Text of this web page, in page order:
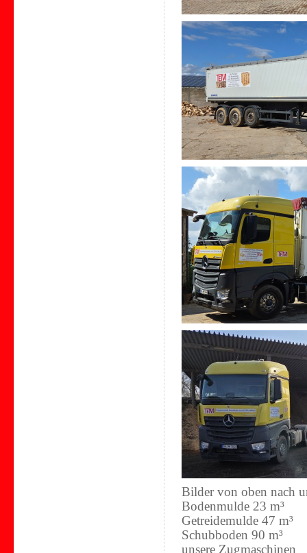
Bilder von oben nach
Bodenmulde 23 m³
Getreidemulde 47 m³
Schubboden 90 m³
unsere Zugmaschinen